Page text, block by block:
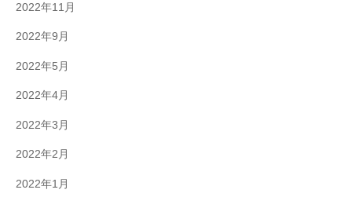
2022年11月
2022年9月
2022年5月
2022年4月
2022年3月
2022年2月
2022年1月